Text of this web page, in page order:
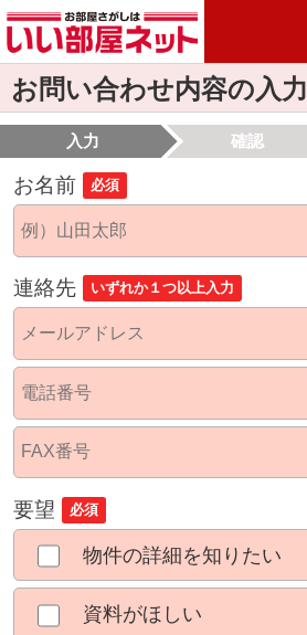
お問い合わせ内容の入力
入力 確認
お名前 必須
連絡先 いずれか１つ以上入力
要望 必須
物件の詳細を知りたい
資料がほしい